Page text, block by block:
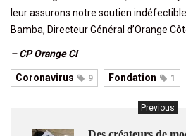
leur assurons notre soutien
Bamba, Directeur Général d’Orange
– CP Orange CI
Coronavirus 9 Fondation 1
Previous